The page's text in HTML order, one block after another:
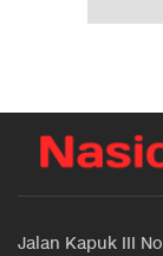
Jalan Kapuk III